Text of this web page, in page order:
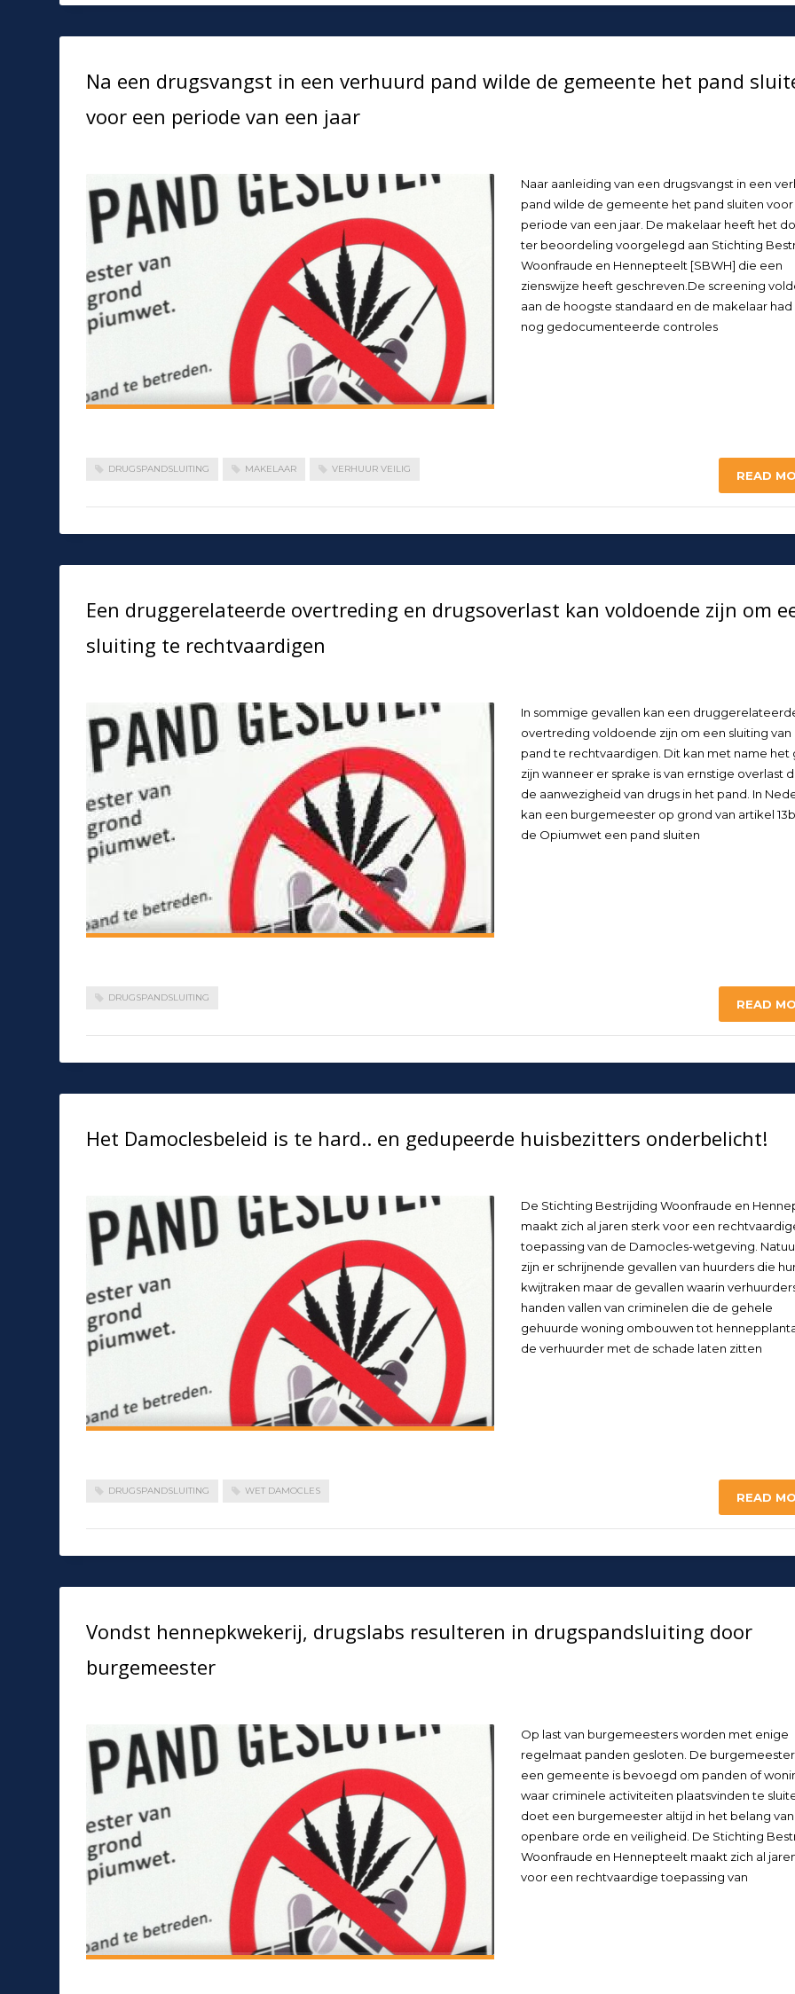
Na een drugsvangst in een verhuurd pand wilde de gemeente het pand
voor een periode van een jaar
Naar aanleiding van een drugsvangst in een
pand wilde de gemeente het pand sluiten voor
periode van een jaar. De makelaar heeft het
ter beoordeling voorgelegd aan Stichting
Woonfraude en Hennepteelt [SBWH] die een
zienswijze heeft geschreven.De screening
aan de hoogste standaard en de makelaar
nog gedocumenteerde controles
DRUGSPANDSLUITING MAKELAAR VERHUUR VEILIG READ
Een druggerelateerde overtreding en drugsoverlast kan voldoende zijn om
sluiting te rechtvaardigen
In sommige gevallen kan een
overtreding voldoende zijn om een sluiting van
pand te rechtvaardigen. Dit kan met name het
zijn wanneer er sprake is van ernstige overlast
de aanwezigheid van drugs in het pand. In
kan een burgemeester op grond van artikel
de Opiumwet een pand sluiten
DRUGSPANDSLUITING READ
Het Damoclesbeleid is te hard.. en gedupeerde huisbezitters onderbelicht!
De Stichting Bestrijding Woonfraude en
maakt zich al jaren sterk voor een
toepassing van de Damocles-wetgeving.
zijn er schrijnende gevallen van huurders die
kwijtraken maar de gevallen waarin
handen vallen van criminelen die de gehele
gehuurde woning ombouwen tot
de verhuurder met de schade laten zitten
DRUGSPANDSLUITING WET DAMOCLES READ
Vondst hennepkwekerij, drugslabs resulteren in drugspandsluiting door
burgemeester
Op last van burgemeesters worden met enige
regelmaat panden gesloten. De burgemeester
een gemeente is bevoegd om panden of
waar criminele activiteiten plaatsvinden te
doet een burgemeester altijd in het belang
openbare orde en veiligheid. De Stichting
Woonfraude en Hennepteelt maakt zich al
voor een rechtvaardige toepassing van